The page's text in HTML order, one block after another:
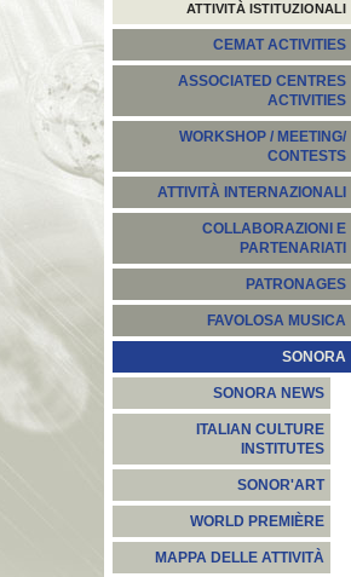
ATTIVITÀ ISTITUZIONALI
CEMAT ACTIVITIES
ASSOCIATED CENTRES
ACTIVITIES
WORKSHOP / MEETING/
CONTESTS
ATTIVITÀ INTERNAZIONALI
COLLABORAZIONI E
PARTENARIATI
PATRONAGES
FAVOLOSA MUSICA
SONORA
SONORA NEWS
ITALIAN CULTURE
INSTITUTES
SONOR'ART
WORLD PREMIÈRE
MAPPA DELLE ATTIVITÀ